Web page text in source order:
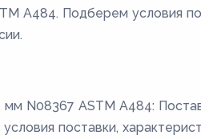
A484. Подберем условия
мм N08367 ASTM A484:
поставки,